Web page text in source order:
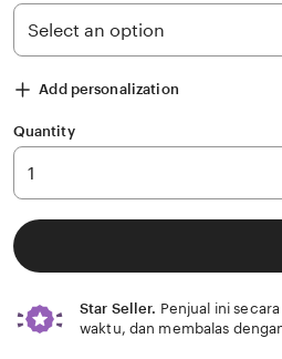
Add personalization
Quantity
Star Seller. Penjual ini
waktu, dan membalas